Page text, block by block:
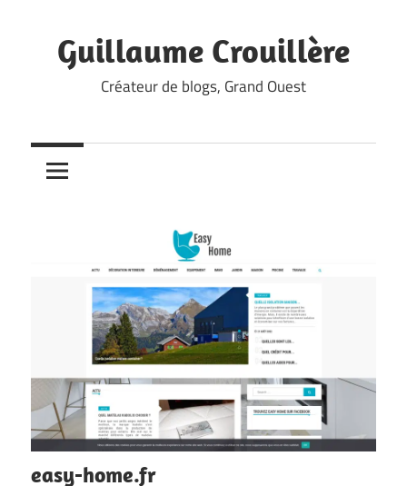
content
Guillaume Crouillère
Créateur de blogs, Grand Ouest
easy-home.fr